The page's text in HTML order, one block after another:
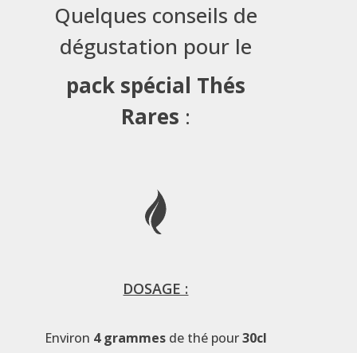
Quelques conseils de
dégustation pour le
pack spécial Thés
Rares :
DOSAGE :
Environ 4 grammesde thé pour30cl